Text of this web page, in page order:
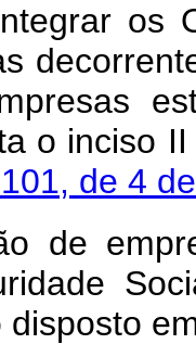
os
o inciso
de 4
de